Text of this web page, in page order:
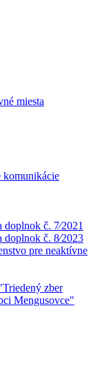
miesta
komunikácie
č. 7⁄2021
doplnok č. 8⁄2023
pre neaktívne
zber
Mengusovce"